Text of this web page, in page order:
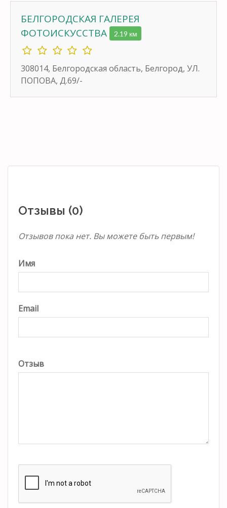
БЕЛГОРОДСКАЯ ГАЛЕРЕЯ
ФОТОИСКУССТВА
2.19 км
308014, Белгородская область, Белгород, УЛ.
ПОПОВА, Д.69/-
Отзывы (0)
Отзывов пока нет. Вы можете быть первым!
Имя
Email
Отзыв